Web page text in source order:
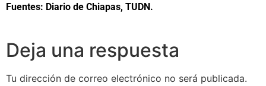
Fuentes: Diario de Chiapas, TUDN.
Deja una respuesta
Tu dirección de correo electrónico no será publicada.